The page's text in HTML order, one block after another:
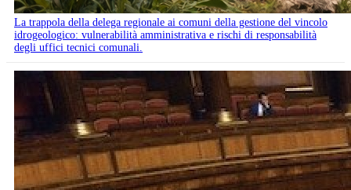
La trappola della delega regionale ai comuni della gestione del vincolo
idrogeologico: vulnerabilità amministrativa e rischi di responsabilità
degli uffici tecnici comunali.